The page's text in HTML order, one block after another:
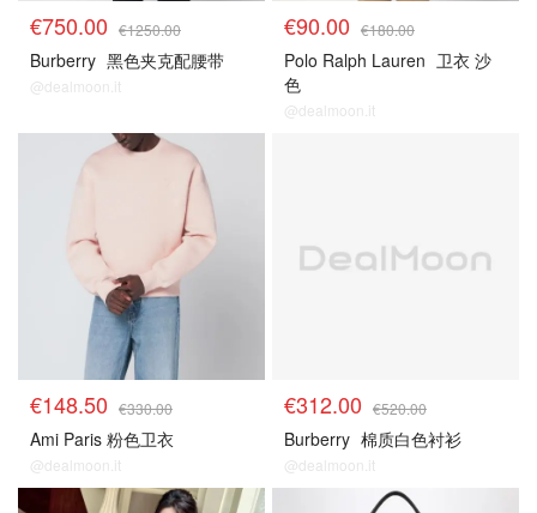
€750.00 €1250.00
Burberry 黑色夹克配腰带
@dealmoon.it
€90.00 €180.00
Polo Ralph Lauren 卫衣 沙
色
@dealmoon.it
€148.50 €330.00
Ami Paris 粉色卫衣
@dealmoon.it
€312.00 €520.00
Burberry 棉质白色衬衫
@dealmoon.it